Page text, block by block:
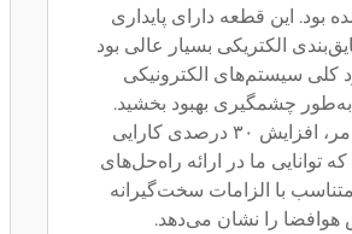
بود. این قطعه دارای پایداری
الکتریکی بسیار عالی بود
کلی سیستم‌های الکترونیکی
به‌طور چشمگیری بهبود بخشید.
نتیجه این امر، افزایش ۳۰ درصدی کارایی
که توانایی ما در ارائه راه‌حل‌های
با الزامات سخت‌گیرانه
را نشان می‌دهد.